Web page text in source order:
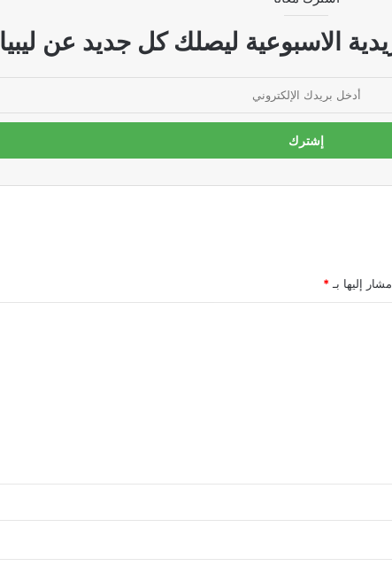
الاسبوعية ليصلك كل جديد عن ليبيا
إليها بـ *